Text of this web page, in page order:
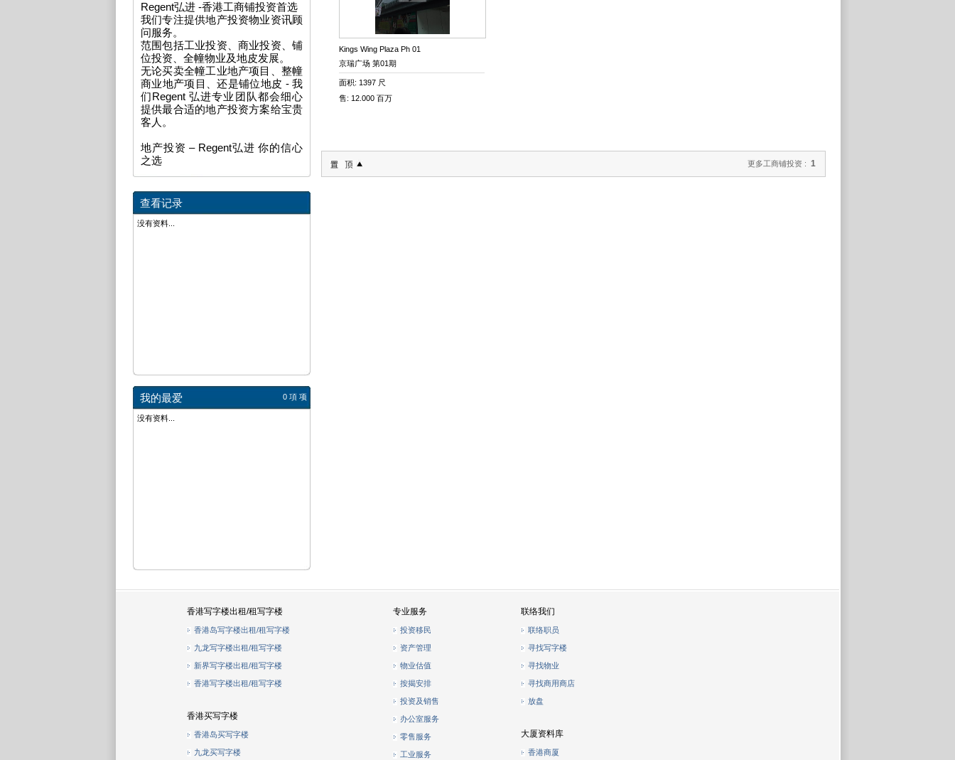
Regent弘进 -香港工商铺投资首选
我们专注提供地产投资物业资讯顾
问服务。
范围包括工业投资、商业投资、铺
位投资、全幢物业及地皮发展。
无论买卖全幢工业地产项目、整幢
商业地产项目、还是铺位地皮 - 我
们Regent 弘进专业团队都会细心
提供最合适的地产投资方案给宝贵
客人。
地产投资 – Regent弘进 你的信心
之选
查看记录
没有资料...
我的最爱 0 項 项
没有资料...
Kings Wing Plaza Ph 01
京瑞广场 第01期
面积: 1397 尺
售: 12.000 百万
更多工商铺投资 : 1
香港写字楼出租/租写字楼
香港岛写字楼出租/租写字楼
九龙写字楼出租/租写字楼
新界写字楼出租/租写字楼
香港写字楼出租/租写字楼
香港买写字楼
香港岛买写字楼
九龙买写字楼
专业服务
投资移民
资产管理
物业估值
按揭安排
投资及销售
办公室服务
零售服务
工业服务
联络我们
联络职员
寻找写字楼
寻找物业
寻找商用商店
放盘
大厦资料库
香港商厦